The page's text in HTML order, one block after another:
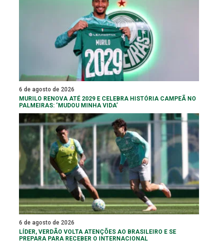
6 de agosto de 2026
MURILO RENOVA ATÉ 2029 E CELEBRA HISTÓRIA CAMPEÃ NO
PALMEIRAS: ‘MUDOU MINHA VIDA’
6 de agosto de 2026
LÍDER, VERDÃO VOLTA ATENÇÕES AO BRASILEIRO E SE
PREPARA PARA RECEBER O INTERNACIONAL